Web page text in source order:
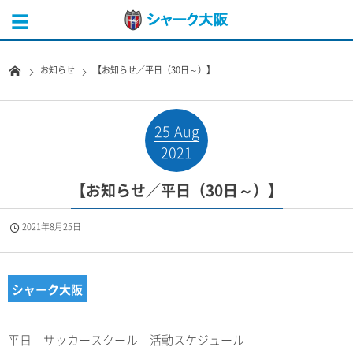
お知らせ 【お知らせ／平日（30日～）】
25 Aug
2021
【お知らせ／平日（30日～）】
2021年8月25日
シャーク大阪
平日 サッカースクール 活動スケジュール